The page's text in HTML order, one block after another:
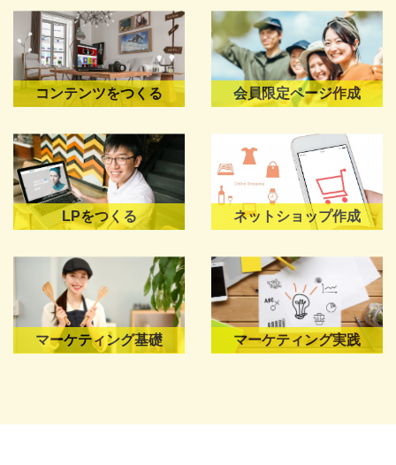
コンテンツをつくる 会員限定ページ作成
LPをつくる ネットショップ作成
マーケティング基礎 マーケティング実践